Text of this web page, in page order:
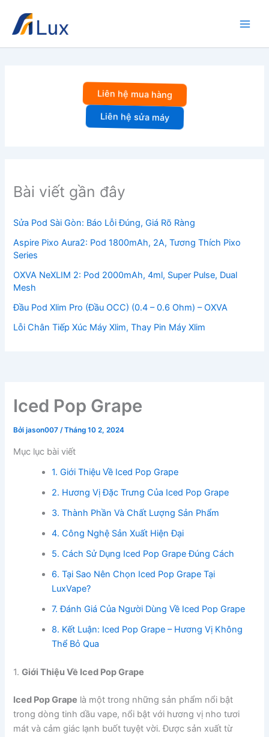
dung
Iced Pop Grape
Bởijason007/Tháng 10 2, 2024
Mục lục bài viết
1. Giới Thiệu Về Iced Pop Grape
2. Hương Vị Đặc Trưng Của Iced Pop Grape
3. Thành Phần Và Chất Lượng Sản Phẩm
4. Công Nghệ Sản Xuất Hiện Đại
5. Cách Sử Dụng Iced Pop Grape Đúng Cách
6. Tại Sao Nên Chọn Iced Pop Grape Tại
LuxVape?
7. Đánh Giá Của Người Dùng Về Iced Pop Grape
8. Kết Luận: Iced Pop Grape – Hương Vị Không
Thể Bỏ Qua
1.Giới Thiệu Về Iced Pop Grape
Iced Pop Grape là một trong những sản phẩm nổi bật
trong dòng tinh dầu vape, nổi bật với hương vị nho tươi
mát và cảm giác lạnh buốt tuyệt vời. Được sản xuất từ
Liên hệ mua hàng
Liên hệ sửa máy
Bài viết gần đây
Sửa Pod Sài Gòn: Báo Lỗi Đúng, Giá Rõ Ràng
Aspire Pixo Aura2: Pod 1800mAh, 2A, Tương Thích Pixo
Series
OXVA NeXLIM 2: Pod 2000mAh, 4ml, Super Pulse, Dual
Mesh
Đầu Pod Xlim Pro (Đầu OCC) (0.4 – 0.6 Ohm) – OXVA
Lỗi Chân Tiếp Xúc Máy Xlim, Thay Pin Máy Xlim